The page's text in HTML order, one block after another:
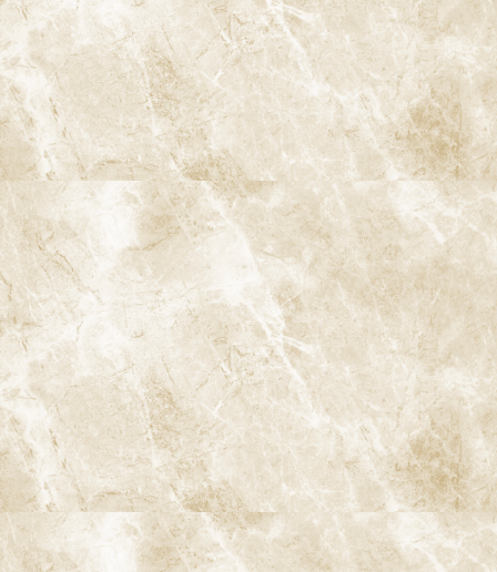
果をもたらします。特に30代、40代からの定期的な検診とクリー
ニングは、将来の健康な口腔環境を維持するための重要なステッ
プです。このタイミングで予防を始めることで、80歳時点での残
存歯数や全体的な健康状態に大きな違いが生まれる可能性が高い
です。
10. 歯科予防と全身の健康の関係
歯の健康は口腔内だけに留まらず、全身の健康に大きな影響を与
えます。特に、歯周病は心臓病や糖尿病、さらには認知症との関
連性が指摘されています。口腔内の健康を保つことが、長寿や全
身の健康にもつながるのです。
10-1. 歯周病と全身疾患の関連
研究により、歯周病が心血管疾患や糖尿病のリスクを高めること
が確認されています。歯周病菌が血流に乗り、全身の炎症を引き起
こすことで、動脈硬化や血管障害が進行する可能性があるのです。
したがって、歯周病を予防することは、全身の健康を維持するため